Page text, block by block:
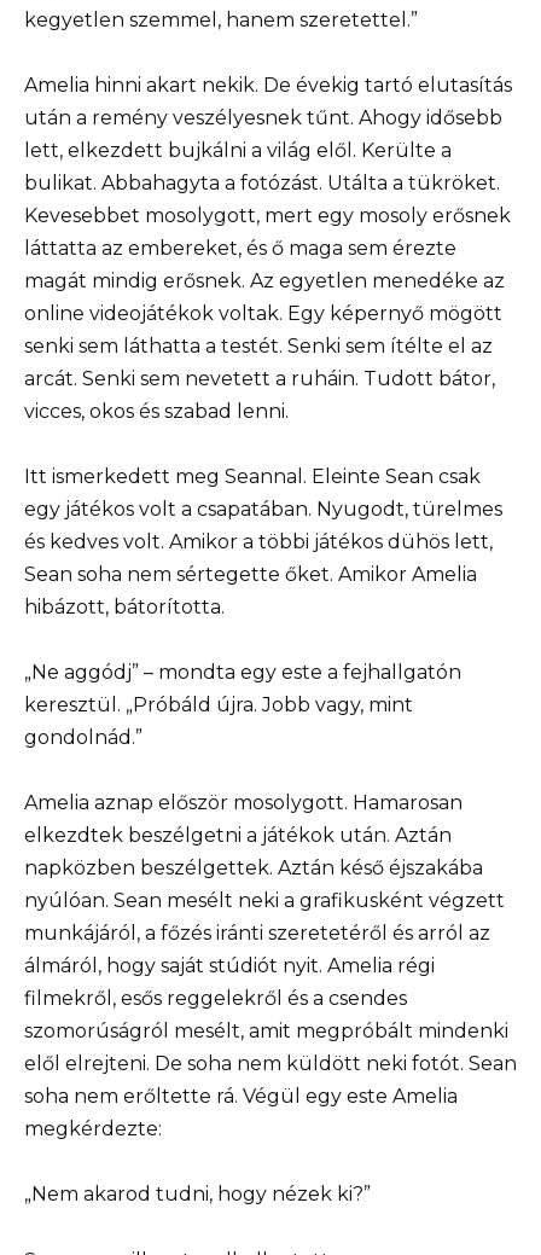
kegyetlen szemmel, hanem szeretettel.”
Amelia hinni akart nekik. De évekig tartó elutasítás
után a remény veszélyesnek tűnt. Ahogy idősebb
lett, elkezdett bujkálni a világ elől. Kerülte a
bulikat. Abbahagyta a fotózást. Utálta a tükröket.
Kevesebbet mosolygott, mert egy mosoly erősnek
láttatta az embereket, és ő maga sem érezte
magát mindig erősnek. Az egyetlen menedéke az
online videojátékok voltak. Egy képernyő mögött
senki sem láthatta a testét. Senki sem ítélte el az
arcát. Senki sem nevetett a ruháin. Tudott bátor,
vicces, okos és szabad lenni.
Itt ismerkedett meg Seannal. Eleinte Sean csak
egy játékos volt a csapatában. Nyugodt, türelmes
és kedves volt. Amikor a többi játékos dühös lett,
Sean soha nem sértegette őket. Amikor Amelia
hibázott, bátorította.
„Ne aggódj” – mondta egy este a fejhallgatón
keresztül. „Próbáld újra. Jobb vagy, mint
gondolnád.”
Amelia aznap először mosolygott. Hamarosan
elkezdtek beszélgetni a játékok után. Aztán
napközben beszélgettek. Aztán késő éjszakába
nyúlóan. Sean mesélt neki a grafikusként végzett
munkájáról, a főzés iránti szeretetéről és arról az
álmáról, hogy saját stúdiót nyit. Amelia régi
filmekről, esős reggelekről és a csendes
szomorúságról mesélt, amit megpróbált mindenki
elől elrejteni. De soha nem küldött neki fotót. Sean
soha nem erőltette rá. Végül egy este Amelia
megkérdezte:
„Nem akarod tudni, hogy nézek ki?”